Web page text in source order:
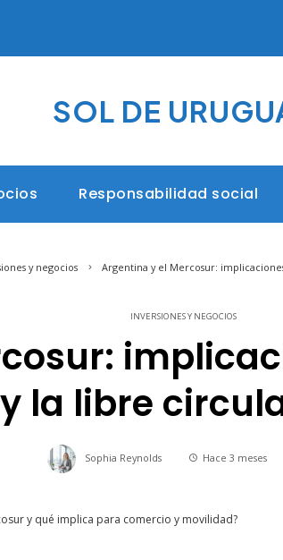
SOL DE
Responsabilidad social
y negocios Argentina y el Mercosur:
INVERSIONES Y NEGOCIOS
y la libre
Sophia Reynolds Hace 3 meses